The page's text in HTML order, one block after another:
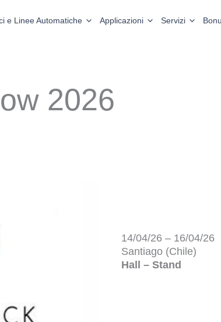
e Linee Automatiche Applicazioni Servizi
2026
14/04/26 – 16/04/26
Santiago (Chile)
Hall – Stand